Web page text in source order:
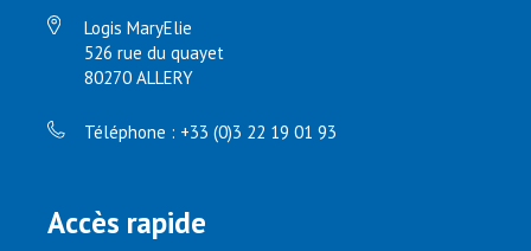
Logis MaryElie
526 rue du quayet
80270 ALLERY
Téléphone : +33 (0)3 22 19 01 93
Accès rapide